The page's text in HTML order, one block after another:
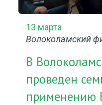
13 марта
Волоколамский
В
проведен
применению